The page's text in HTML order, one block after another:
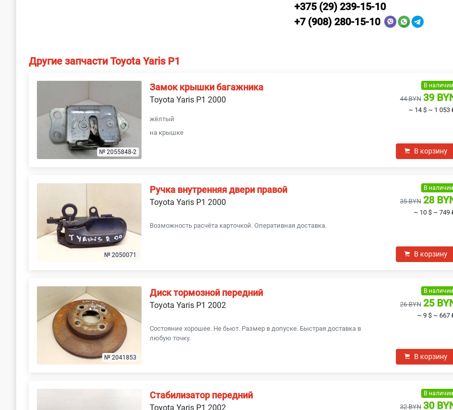
+375 (29) 239-15-10
+7 (908) 280-15-10
Другие запчасти Toyota Yaris P1
№ 2055848-2
Замок крышки багажника
Toyota Yaris P1 2000
жёлтый
на крышке
В наличии
44 BYN 39
~ 14 $ ~ 1 053
В корзину
№ 2050071
Ручка внутренняя двери правой
Toyota Yaris P1 2000
Возможность расчёта карточкой. Оперативная доставка.
В наличии
35 BYN 28
~ 10 $ ~ 749
В корзину
№ 2041853
Диск тормозной передний
Toyota Yaris P1 2002
Состояние хорошее. Не бьют. Размер в допуске. Быстрая доставка в
любую точку.
В наличии
26 BYN 25
~ 9 $ ~ 667
В корзину
Стабилизатор передний
Toyota Yaris P1 2002
В наличии
32 BYN 30